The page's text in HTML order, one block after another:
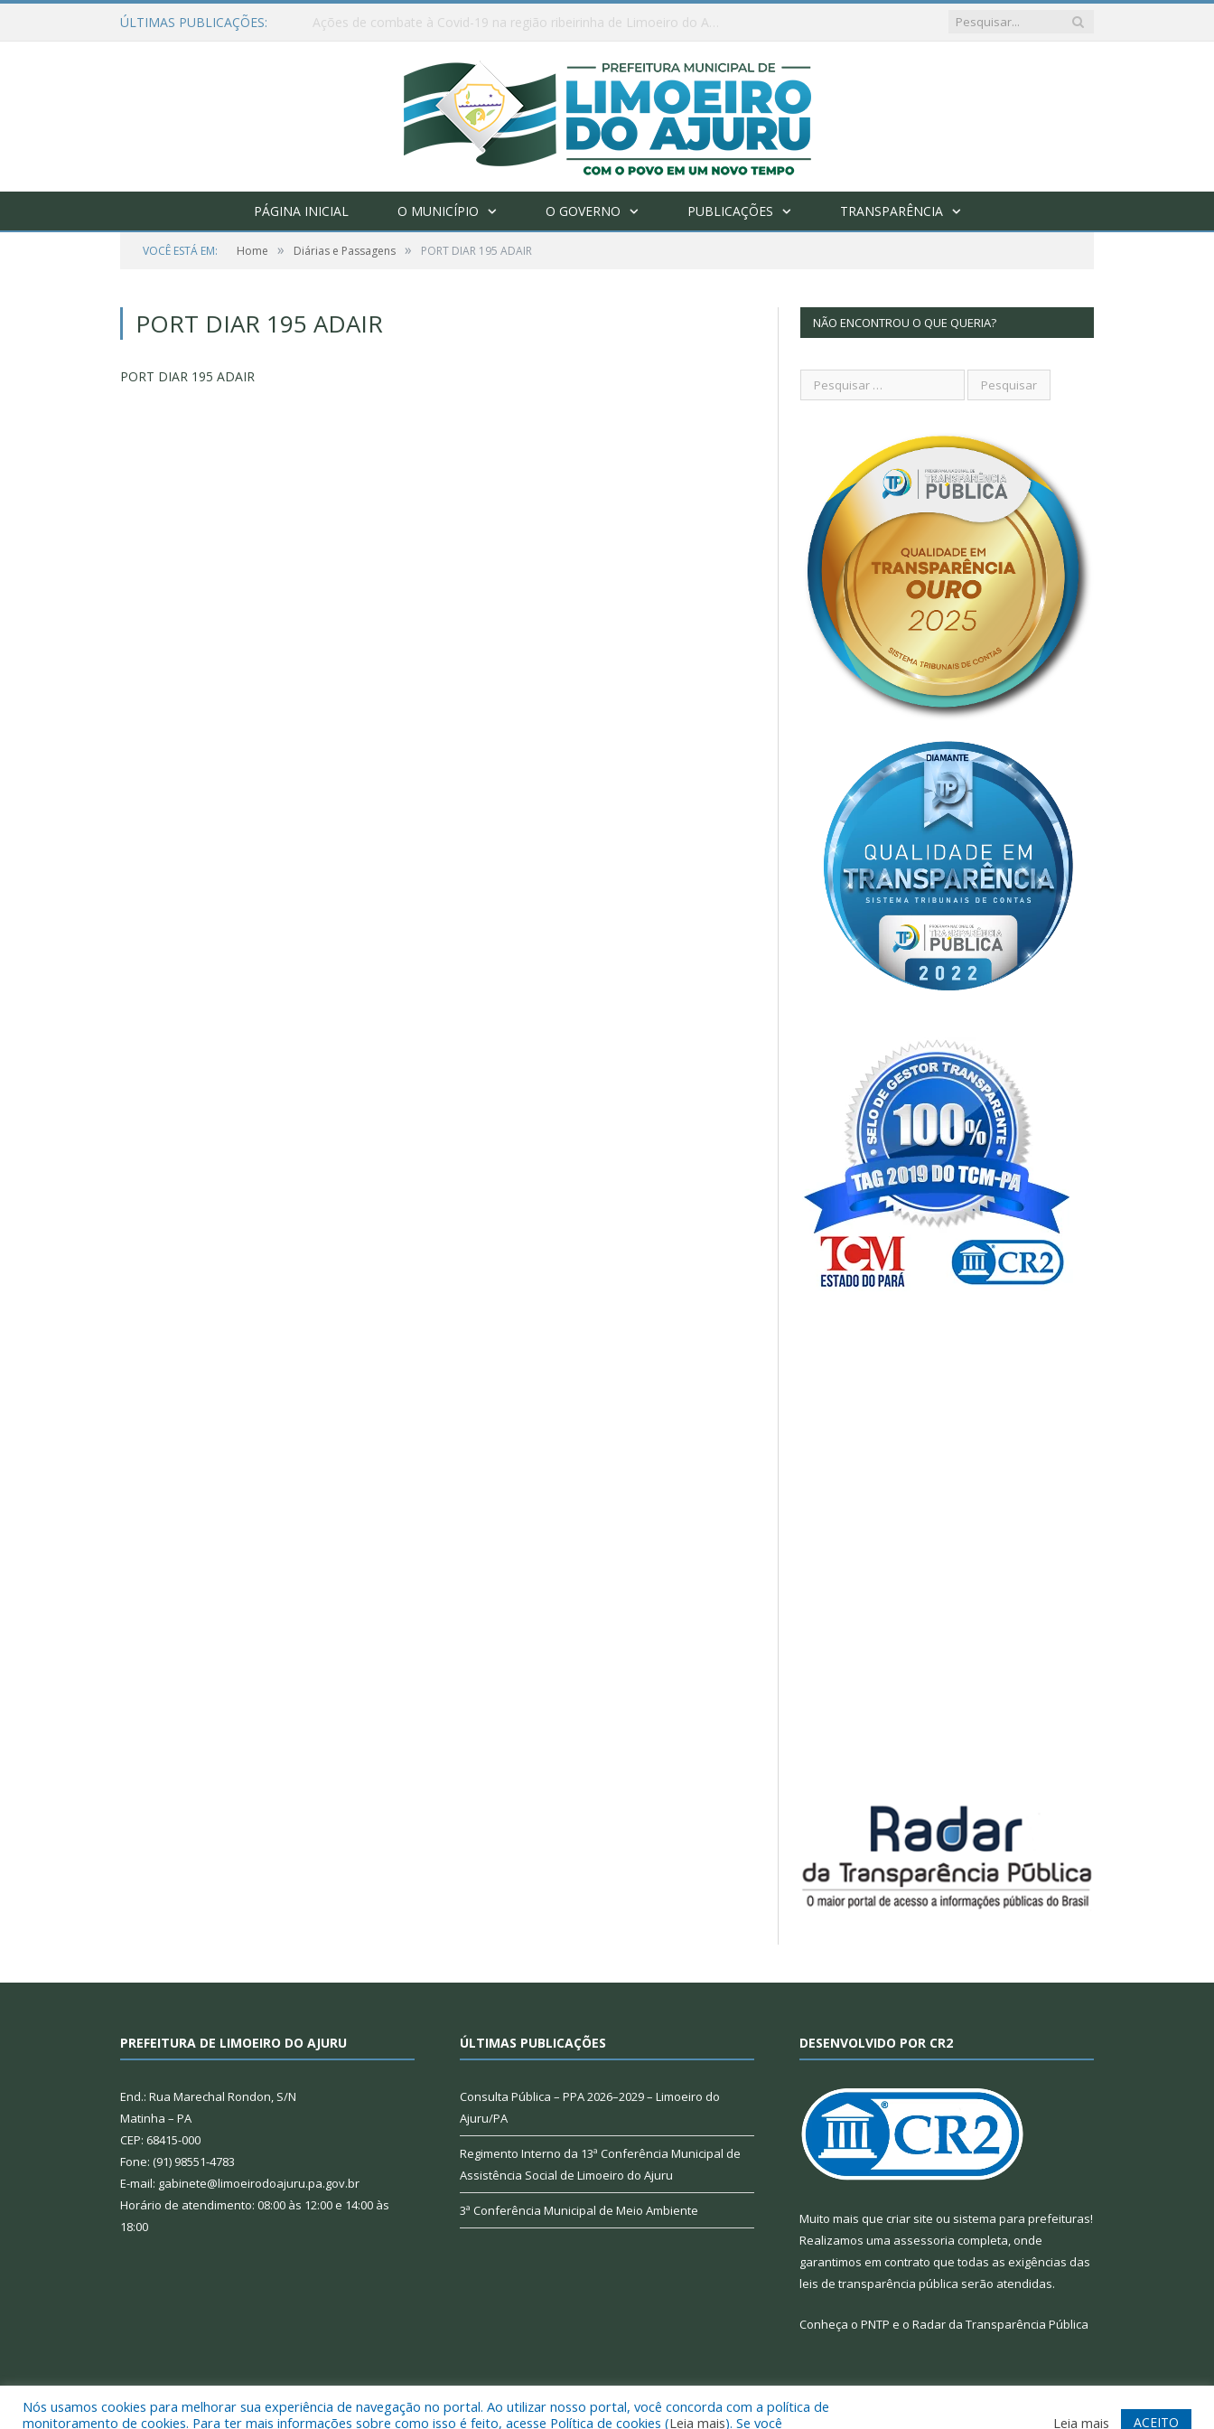
ÚLTIMAS PUBLICAÇÕES:
PÁGINA INICIAL O MUNICÍPIO O GOVERNO PUBLICAÇÕES TRANSPARÊNCIA
VOCÊ ESTÁ EM: Home » Diárias e Passagens » PORT DIAR 195 ADAIR
PORT DIAR 195 ADAIR
PORT DIAR 195 ADAIR
NÃO ENCONTROU O QUE QUERIA?
PREFEITURA DE LIMOEIRO DO AJURU
End.: Rua Marechal Rondon, S/N
Matinha – PA
CEP: 68415-000
Fone: (91) 98551-4783
E-mail: gabinete@limoeirodoajuru.pa.gov.br
Horário de atendimento: 08:00 às 12:00 e 14:00 às
18:00
ÚLTIMAS PUBLICAÇÕES
Consulta Pública – PPA 2026–2029 – Limoeiro do
Ajuru/PA
Regimento Interno da 13ª Conferência Municipal de
Assistência Social de Limoeiro do Ajuru
3ª Conferência Municipal de Meio Ambiente
DESENVOLVIDO POR CR2
Muito mais que criar site ou sistema para prefeituras!
Realizamos uma assessoria completa, onde
garantimos em contrato que todas as exigências das
leis de transparência pública serão atendidas.
Conheça o PNTP e o Radar da Transparência Pública
Todos os direitos reservados a Prefeitura Municipal de Limoeiro do Ajuru. Mapa do Site Acessar Webmail
Nós usamos cookies para melhorar sua experiência de navegação no portal. Ao utilizar nosso portal, você concorda com a política de
monitoramento de cookies. Para ter mais informações sobre como isso é feito, acesse Política de cookies (Leia mais). Se você Leia mais ACEITO